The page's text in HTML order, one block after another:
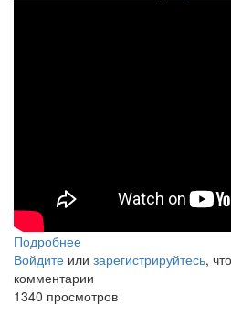
Подробнее
Domenico
Terribili:
Another
Войдите или зарегистрируйтесь,
комментарии
1340 просмотров